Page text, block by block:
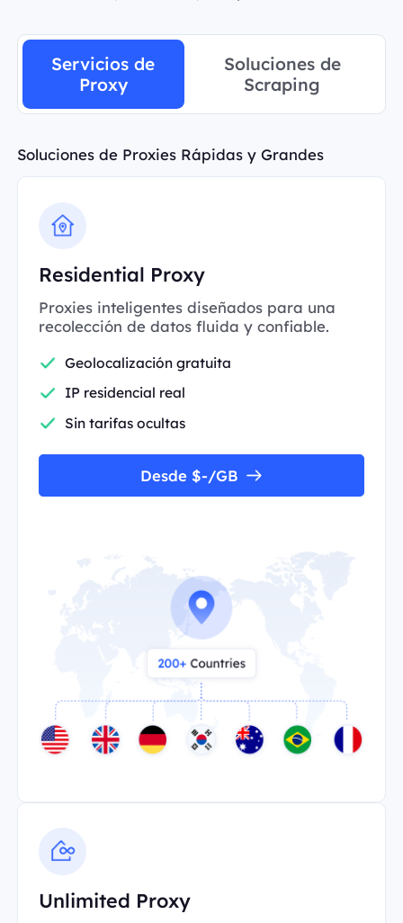
Servicios de
Proxy
Soluciones de
Scraping
Soluciones de Proxies Rápidas y Grandes
Residential Proxy
Proxies inteligentes diseñados para una
recolección de datos fluida y confiable.
Geolocalización gratuita
IP residencial real
Sin tarifas ocultas
Desde $-/GB
Unlimited Proxy